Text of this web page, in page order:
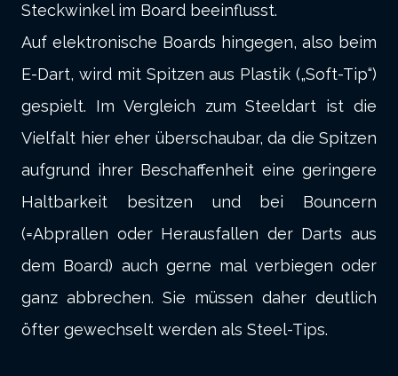
Steckwinkel im Board beeinflusst.
Auf elektronische Boards hingegen, also beim
E-Dart, wird mit Spitzen aus Plastik („Soft-Tip“)
gespielt. Im Vergleich zum Steeldart ist die
Vielfalt hier eher überschaubar, da die Spitzen
aufgrund ihrer Beschaffenheit eine geringere
Haltbarkeit besitzen und bei Bouncern
(=Abprallen oder Herausfallen der Darts aus
dem Board) auch gerne mal verbiegen oder
ganz abbrechen. Sie müssen daher deutlich
öfter gewechselt werden als Steel-Tips.